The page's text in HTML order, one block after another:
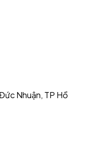
Nhuận, TP Hồ